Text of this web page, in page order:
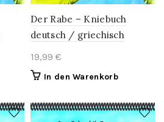
Der Rabe – Kniebuch
deutsch / griechisch
19,99 €
In den Warenkorb